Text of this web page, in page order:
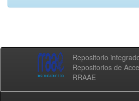
Repositorio
Repositorios de
RRAAE